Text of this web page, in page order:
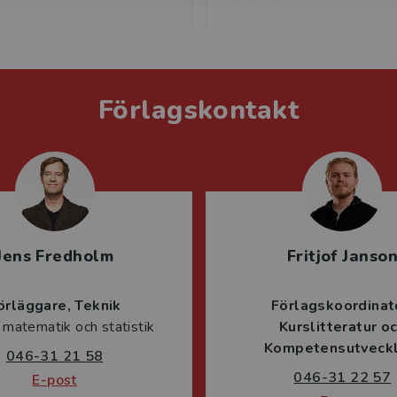
Förlagskontakt
Fredholm
Teknik
matematik och statistik
046-31 21 58
E-post
Fritjof Janson
Kurslitteratur
046-31 22 57